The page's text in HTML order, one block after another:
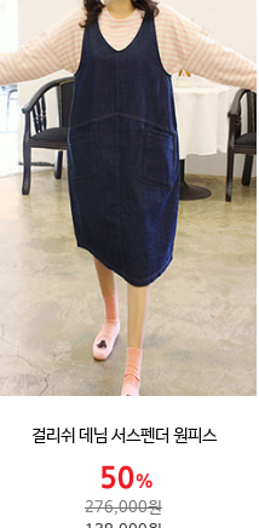
걸리쉬 데님 서스펜더 원피스
276,000원